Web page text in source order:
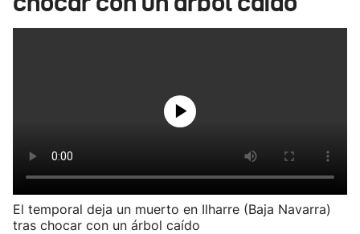
Eguraldia
El temporal deja un muerto en Ilharre (Baja Navarra)
tras chocar con un árbol caído